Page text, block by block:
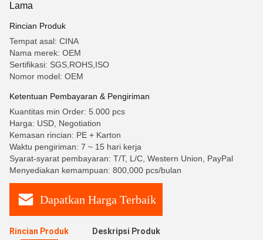
Lama
Rincian Produk
Tempat asal: CINA
Nama merek: OEM
Sertifikasi: SGS,ROHS,ISO
Nomor model: OEM
Ketentuan Pembayaran & Pengiriman
Kuantitas min Order: 5.000 pcs
Harga: USD, Negotiation
Kemasan rincian: PE + Karton
Waktu pengiriman: 7 ~ 15 hari kerja
Syarat-syarat pembayaran: T/T, L/C, Western Union, PayPal
Menyediakan kemampuan: 800,000 pcs/bulan
Dapatkan Harga Terbaik
Rincian Produk Deskripsi Produk